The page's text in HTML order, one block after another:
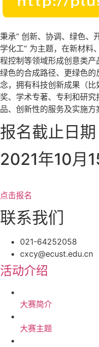
秉承“ 创新、协调、绿色、
学化工” 为主题，在新材料
程控制等领域形成创意类
绿色的合成路径、更绿色
念，拥有科技创新成果（
奖、学术专著、专利和研
品、创新性的服务及实施方
报名截止日期
2021年10月
点击报名
联系我们
021-64252058
cxcy@ecust.edu.cn
活动介绍
大赛简介
大赛主题